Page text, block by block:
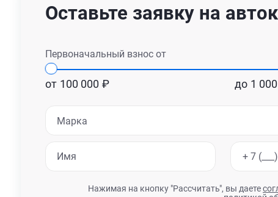
Оставьте заявку на
Первоначальный взнос от
от 100 000 ₽ до 1
Марка
Нажимая на кнопку "Рассчитать", вы даете